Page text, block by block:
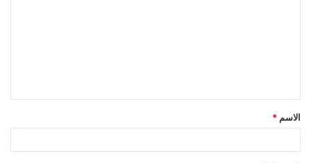
الاسم *